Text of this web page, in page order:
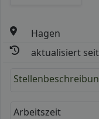
Hagen
aktualisiert
Arbeitszeit